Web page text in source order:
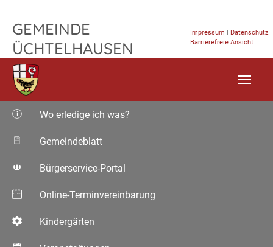
GEMEINDE
ÜCHTELHAUSEN
Impressum | Datenschutz
Barrierefreie Ansicht
Wo erledige ich was?
Gemeindeblatt
Bürgerservice-Portal
Online-Terminvereinbarung
Kindergärten